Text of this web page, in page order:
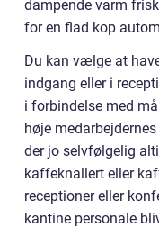
dampende varm
for en flad kop
Du kan vælge at
indgang eller i
i forbindelse med
høje
der jo selvfølgelig
kaffeknallert eller
receptioner eller
kantine personale